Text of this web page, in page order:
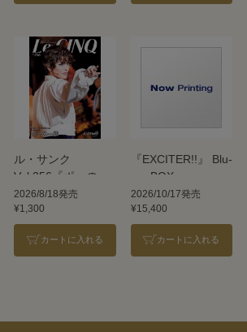
ル・サンク
Vol.256『ポーの一
族』＜雪組＞
2026/8/18発売
¥1,300
カートに入れる
『EXCITER!!』 Blu-
ray BOX
2026/10/17発売
¥15,400
カートに入れる